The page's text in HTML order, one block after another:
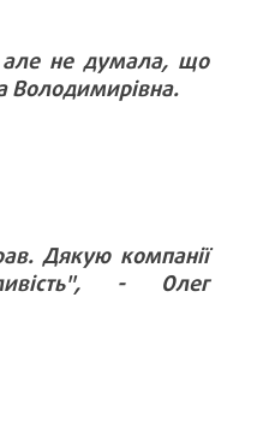
не думала, що
Володимирівна.
Дякую компанії
- Олег